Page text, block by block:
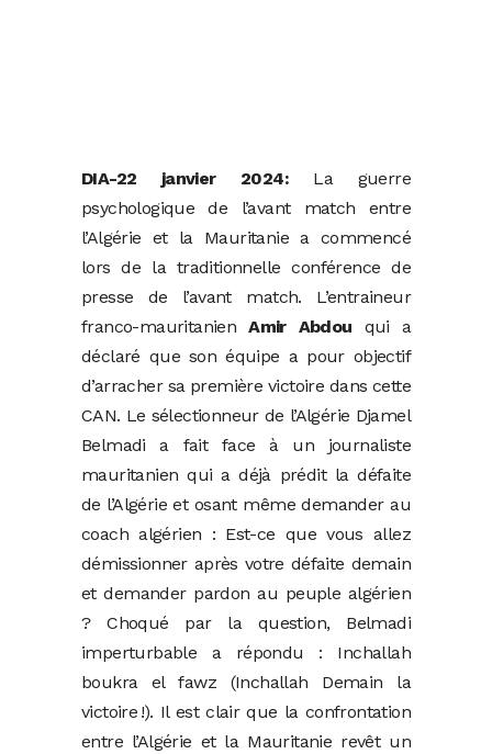
DIA-22 janvier 2024: La guerre
psychologique de l’avant match entre
l’Algérie et la Mauritanie a commencé
lors de la traditionnelle conférence de
presse de l’avant match. L’entraineur
franco-mauritanienAmir Abdou qui a
déclaré que son équipe a pour objectif
d’arracher sa première victoire dans cette
CAN. Le sélectionneur de l’Algérie Djamel
Belmadi a fait face à un journaliste
mauritanien qui a déjà prédit la défaite
de l’Algérie et osant même demander au
coach algérien : Est-ce que vous allez
démissionner après votre défaite demain
et demander pardon au peuple algérien
? Choqué par la question, Belmadi
imperturbable a répondu : Inchallah
boukra el fawz (Inchallah Demain la
victoire !). Il est clair que la confrontation
entre l’Algérie et la Mauritanie revêt un